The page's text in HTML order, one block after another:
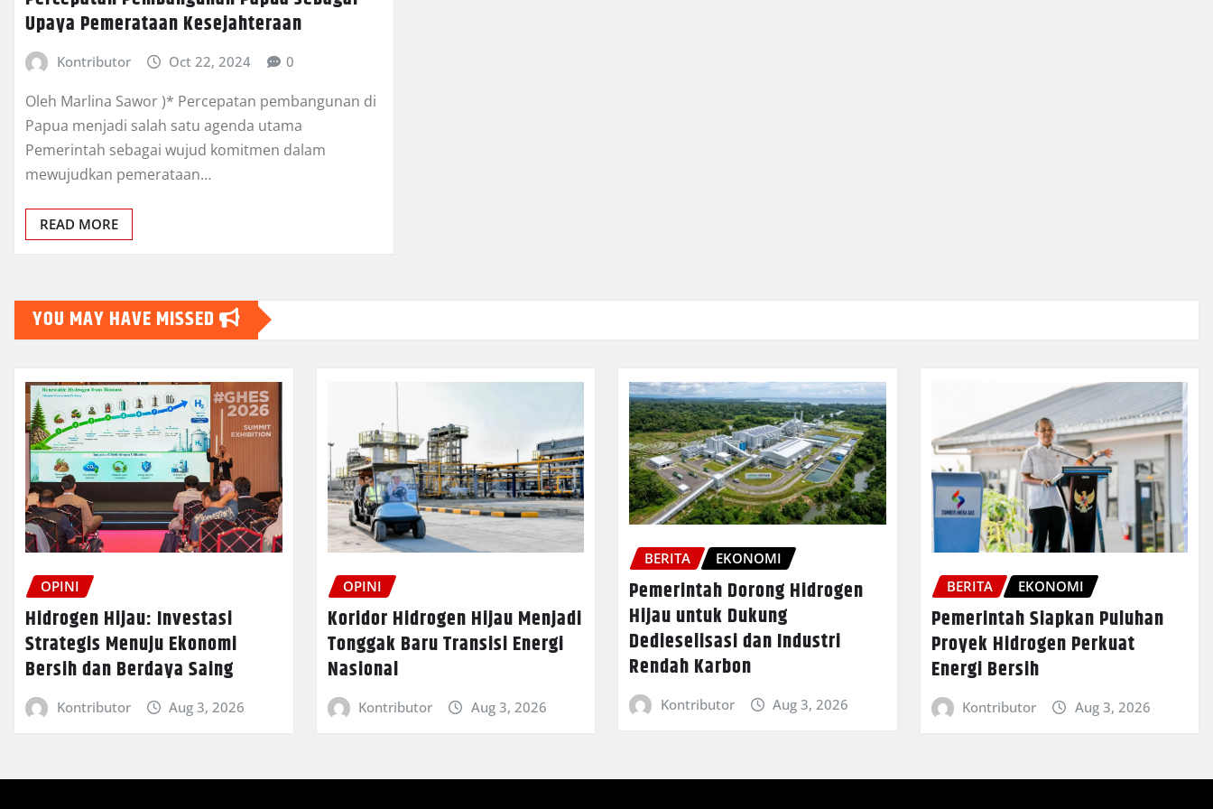
Upaya Pemerataan Kesejahteraan
Kontributor Oct 22, 2024 0
Oleh Marlina Sawor )* Percepatan pembangunan di
Papua menjadi salah satu agenda utama
Pemerintah sebagai wujud komitmen dalam
mewujudkan pemerataan…
READ MORE
YOU MAY HAVE MISSED
OPINI
Hidrogen Hijau: Investasi
Strategis Menuju Ekonomi
Bersih dan Berdaya Saing
Kontributor Aug 3, 2026
OPINI
Koridor Hidrogen Hijau Menjadi
Tonggak Baru Transisi Energi
Nasional
Kontributor Aug 3, 2026
BERITA EKONOMI
Pemerintah Dorong Hidrogen
Hijau untuk Dukung
Dedieselisasi dan Industri
Rendah Karbon
Kontributor Aug 3, 2026
BERITA EKONOMI
Pemerintah Siapkan Puluhan
Proyek Hidrogen Perkuat
Energi Bersih
Kontributor Aug 3, 2026